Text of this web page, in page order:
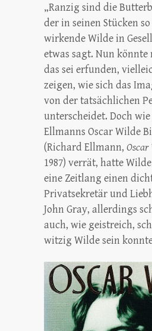
„Ranzig sind die
der in seinen Stücken
wirkende Wilde in
etwas sagt. Nun
das sei erfunden,
zeigen, wie sich das
von der tatsächlichen
unterscheidet. Doch
Ellmanns Oscar Wilde
(Richard Ellmann, Oscar
1987) verrät, hatte
eine Zeitlang einen
Privatsekretär und
John Gray, allerdings
auch, wie geistreich,
witzig Wilde sein